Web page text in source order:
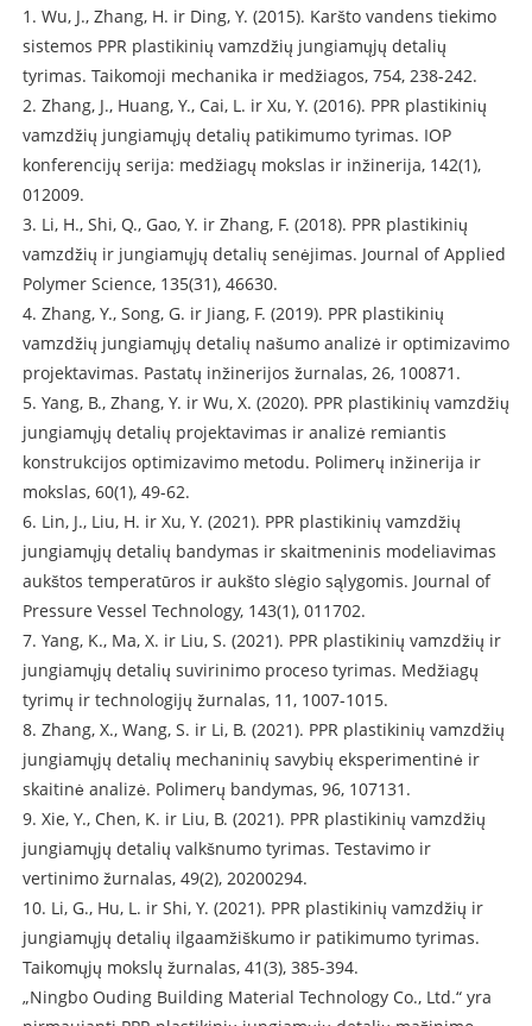
1. Wu, J., Zhang, H. ir Ding, Y. (2015). Karšto vandens tiekimo
sistemos PPR plastikinių vamzdžių jungiamųjų detalių
tyrimas. Taikomoji mechanika ir medžiagos, 754, 238-242.
2. Zhang, J., Huang, Y., Cai, L. ir Xu, Y. (2016). PPR plastikinių
vamzdžių jungiamųjų detalių patikimumo tyrimas. IOP
konferencijų serija: medžiagų mokslas ir inžinerija, 142(1),
012009.
3. Li, H., Shi, Q., Gao, Y. ir Zhang, F. (2018). PPR plastikinių
vamzdžių ir jungiamųjų detalių senėjimas. Journal of Applied
Polymer Science, 135(31), 46630.
4. Zhang, Y., Song, G. ir Jiang, F. (2019). PPR plastikinių
vamzdžių jungiamųjų detalių našumo analizė ir optimizavimo
projektavimas. Pastatų inžinerijos žurnalas, 26, 100871.
5. Yang, B., Zhang, Y. ir Wu, X. (2020). PPR plastikinių vamzdžių
jungiamųjų detalių projektavimas ir analizė remiantis
konstrukcijos optimizavimo metodu. Polimerų inžinerija ir
mokslas, 60(1), 49-62.
6. Lin, J., Liu, H. ir Xu, Y. (2021). PPR plastikinių vamzdžių
jungiamųjų detalių bandymas ir skaitmeninis modeliavimas
aukštos temperatūros ir aukšto slėgio sąlygomis. Journal of
Pressure Vessel Technology, 143(1), 011702.
7. Yang, K., Ma, X. ir Liu, S. (2021). PPR plastikinių vamzdžių ir
jungiamųjų detalių suvirinimo proceso tyrimas. Medžiagų
tyrimų ir technologijų žurnalas, 11, 1007-1015.
8. Zhang, X., Wang, S. ir Li, B. (2021). PPR plastikinių vamzdžių
jungiamųjų detalių mechaninių savybių eksperimentinė ir
skaitinė analizė. Polimerų bandymas, 96, 107131.
9. Xie, Y., Chen, K. ir Liu, B. (2021). PPR plastikinių vamzdžių
jungiamųjų detalių valkšnumo tyrimas. Testavimo ir
vertinimo žurnalas, 49(2), 20200294.
10. Li, G., Hu, L. ir Shi, Y. (2021). PPR plastikinių vamzdžių ir
jungiamųjų detalių ilgaamžiškumo ir patikimumo tyrimas.
Taikomųjų mokslų žurnalas, 41(3), 385-394.
„Ningbo Ouding Building Material Technology Co., Ltd.“ yra